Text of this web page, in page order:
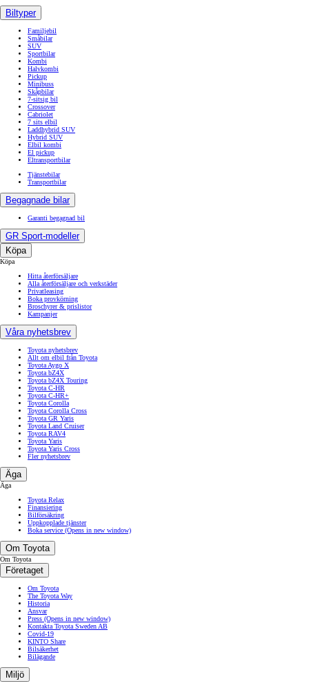
Biltyper
Familjebil
Småbilar
SUV
Sportbilar
Kombi
Halvkombi
Pickup
Minibuss
Skåpbilar
7-sitsig bil
Crossover
Cabriolet
7 sits elbil
Laddhybrid SUV
Hybrid SUV
Elbil kombi
El pickup
Eltransportbilar
Tjänstebilar
Transportbilar
Begagnade bilar
Garanti begagnad bil
GR Sport-modeller
Köpa
Köpa
Hitta återförsäljare
Alla återförsäljare och verkstäder
Privatleasing
Boka provkörning
Broschyrer & prislistor
Kampanjer
Våra nyhetsbrev
Toyota nyhetsbrev
Allt om elbil från Toyota
Toyota Aygo X
Toyota bZ4X
Toyota bZ4X Touring
Toyota C-HR
Toyota C-HR+
Toyota Corolla
Toyota Corolla Cross
Toyota GR Yaris
Toyota Land Cruiser
Toyota RAV4
Toyota Yaris
Toyota Yaris Cross
Fler nyhetsbrev
Äga
Äga
Toyota Relax
Finansiering
Bilförsäkring
Uppkopplade tjänster
Boka service (Opens in new window)
Om Toyota
Om Toyota
Företaget
Om Toyota
The Toyota Way
Historia
Ansvar
Press (Opens in new window)
Kontakta Toyota Sweden AB
Covid-19
KINTO Share
Bilsäkerhet
Bilägande
Miljö